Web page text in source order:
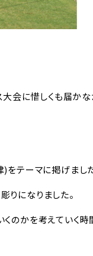
会に惜しくも届か
をテーマに掲げまし
りになりました。
くのかを考えていく時